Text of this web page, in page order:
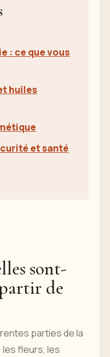
: ce que vous
huiles
et santé
sont-
de
parties de la
les fleurs, les